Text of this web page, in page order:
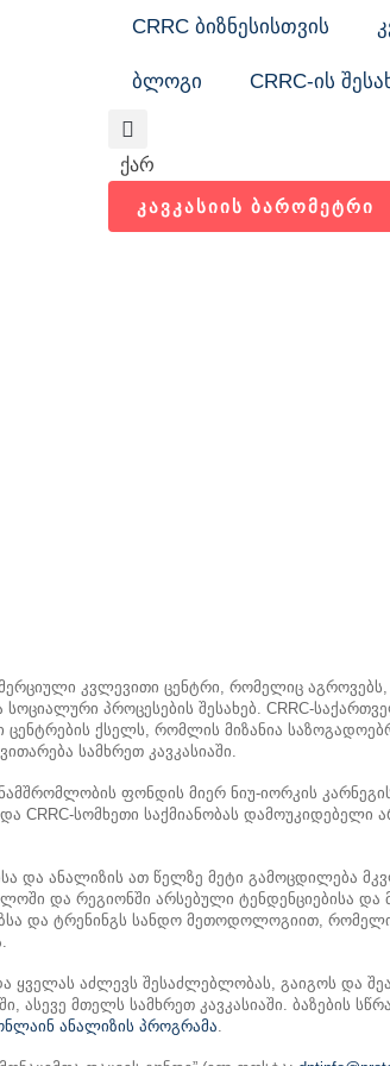
CRRC ბიზნესისთვის
ბლოგი CRRC-ის
Search
ქარ
ᲙᲐᲕᲙᲐᲡᲘᲘᲡ ᲑᲐᲠᲝᲛᲔᲢᲠᲘ
კვლევითი ცენტრი, რომელიც აგროვებს,
პროცესების შესახებ. CRRC-
ქსელს, რომლის მიზანია
სამხრეთ კავკასიაში.
ფონდის მიერ ნიუ-იორკის
CRRC-სომხეთი საქმიანობას დამოუკიდებელი
და ანალიზის ათ წელზე მეტი გამოცდილება
და რეგიონში არსებული ტენდენციებისა და
და ტრენინგს სანდო მეთოდოლოგიით,
ყველას აძლევს შესაძლებლობას, გაიგოს და
ასევე მთელს სამხრეთ კავკასიაში. ბაზების
ანალიზის პროგრამა